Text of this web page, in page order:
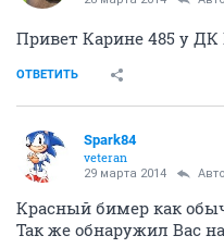
Привет Карине 485 у ДК
ОТВЕТИТЬ
Spark84
veteran
29 марта 2014
Красный бимер как
Так же обнаружил Вас